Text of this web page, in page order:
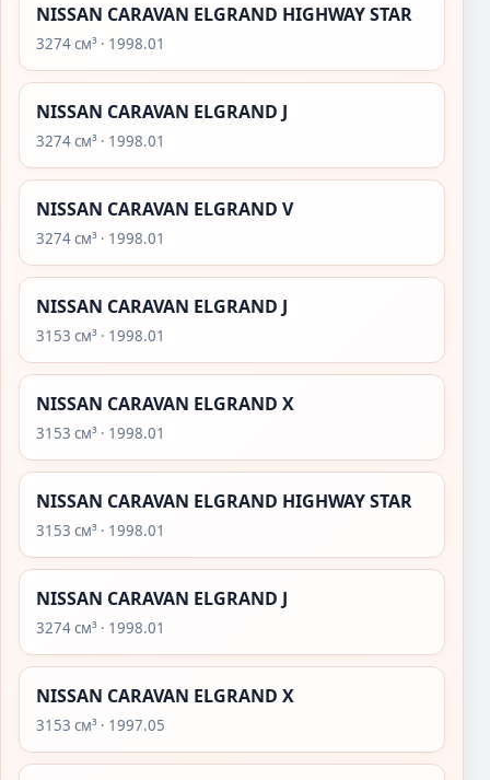
NISSAN CARAVAN ELGRAND HIGHWAY STAR
3274 см³ · 1998.01
NISSAN CARAVAN ELGRAND J
3274 см³ · 1998.01
NISSAN CARAVAN ELGRAND V
3274 см³ · 1998.01
NISSAN CARAVAN ELGRAND J
3153 см³ · 1998.01
NISSAN CARAVAN ELGRAND X
3153 см³ · 1998.01
NISSAN CARAVAN ELGRAND HIGHWAY STAR
3153 см³ · 1998.01
NISSAN CARAVAN ELGRAND J
3274 см³ · 1998.01
NISSAN CARAVAN ELGRAND X
3153 см³ · 1997.05